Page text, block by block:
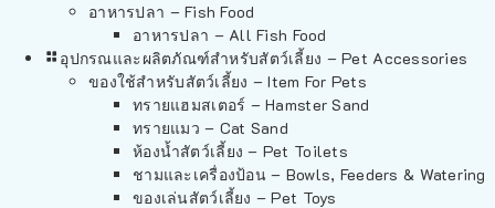
อาหารปลา – Fish Food
อาหารปลา – All Fish Food
อุปกรณและผลิตภัณฑ์สำหรับสัตว์เลี้ยง – Pet Accessories
ของใช้สำหรับสัตว์เลี้ยง – Item For Pets
ทรายแฮมสเตอร์ – Hamster Sand
ทรายแมว – Cat Sand
ห้องน้ำสัตว์เลี้ยง – Pet Toilets
ชามและเครื่องป้อน – Bowls, Feeders & Watering
ของเล่นสัตว์เลี้ยง – Pet Toys